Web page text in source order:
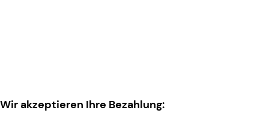
Wir akzeptieren Ihre Bezahlung: